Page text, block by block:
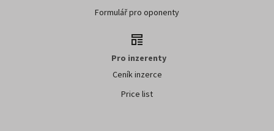
Formulář pro oponenty
Pro inzerenty
Ceník inzerce
Price list